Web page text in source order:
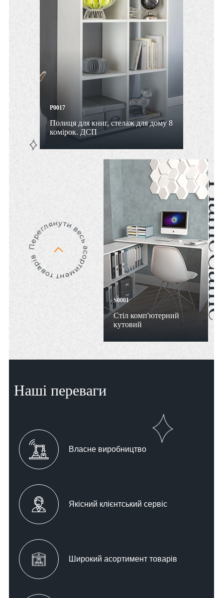
P0017
Полиця для книг, стелаж для дому 8
комірок. ДСП
S0001
Стіл комп'ютерний
кутовий
Наші переваги
Власне виробництво
Якісний клієнтський сервіс
Широкий асортимент товарів